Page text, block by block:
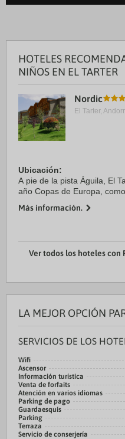
HOTELES
NIÑOS EN EL TARTER
Nordic
El Tarter,
Ubicación:
A pie de la pista Águila, El
año Copas de Europa,
telesilla y a 200 m esquiando
Más información.
Ver todos los hoteles con
LA MEJOR OPCIÓN
SERVICIOS DE LOS
Wifi
Ascensor
Información turística
Venta de forfaits
Atención en varios idiomas
Parking de pago
Guardaesquís
Parking
Terraza
Servicio de conserjería